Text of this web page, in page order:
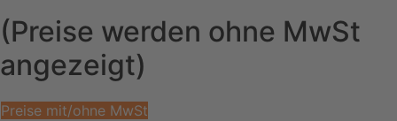
(Preise werden ohne MwSt
angezeigt)
Preise mit/ohne MwSt